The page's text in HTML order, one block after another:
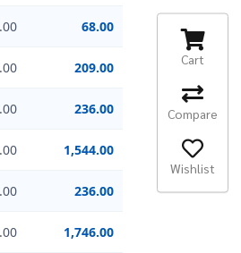
68.00
209.00
236.00
1,544.00
236.00
1,746.00
Cart
Compare
Wishlist